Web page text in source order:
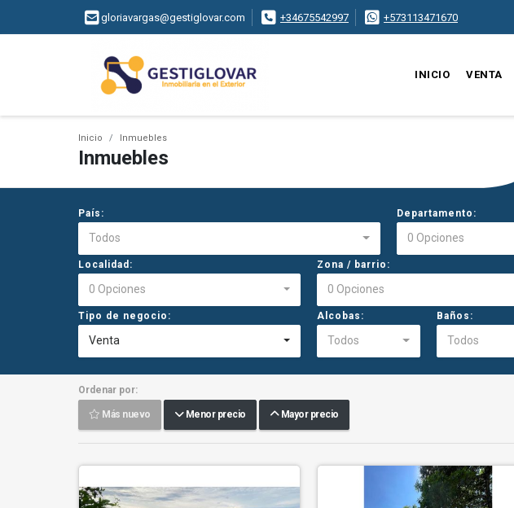
gloriavargas@gestiglovar.com +34675542997 +573113471670
INICIO VENTA
Inicio Inmuebles
Inmuebles
País:
Todos
Departamento:
0 Opciones
Localidad:
0 Opciones
Zona / barrio:
0 Opciones
Tipo de negocio:
Venta
Alcobas:
Todos
Baños:
Todos
Ordenar por:
Más nuevo Menor precio Mayor precio